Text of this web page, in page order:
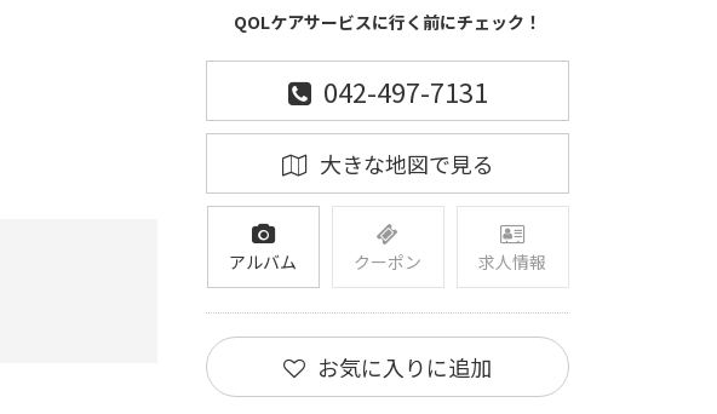
QOLケアサービスに行く前にチェック！
042-497-7131
大きな地図で見る
アルバム クーポン 求人情報
お気に入りに追加